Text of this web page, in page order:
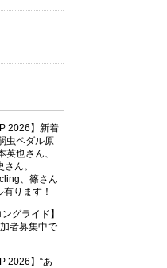
2026】新着
虫ペダル原
英也さん、
ん。
、篠さん
ります！
グライド】
者募集中で
2026】“あ